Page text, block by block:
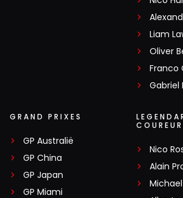
Liam
Oliver
Franco
Gabriel
GRAND PRIXES
GP Australië
GP China
GP Japan
GP Miami
Nico
Alain